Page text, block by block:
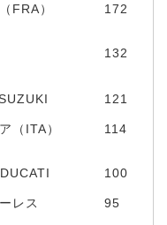
FRA）
172
132
121
（ITA）
114
100
レス
95